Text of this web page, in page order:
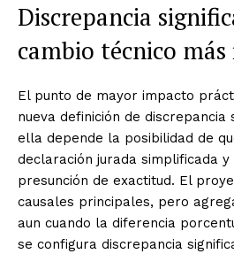
Discrepancia
cambio técnico
El punto de mayor impacto
nueva definición de discrepancia
ella depende la posibilidad de
declaración jurada simplificada
presunción de exactitud. El
causales principales, pero
aun cuando la diferencia
se configura discrepancia